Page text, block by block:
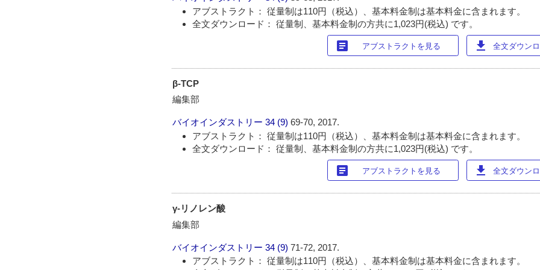
アブストラクト： 従量制は110円（税込）、基本料金制は基本料金に含まれます。
全文ダウンロード： 従量制、基本料金制の方共に1,023円(税込) です。
article アブストラクトを見る download 全文ダウン
β-TCP
編集部
バイオインダストリー 34 (9)69-70, 2017.
アブストラクト： 従量制は110円（税込）、基本料金制は基本料金に含まれます。
全文ダウンロード： 従量制、基本料金制の方共に1,023円(税込) です。
article アブストラクトを見る download 全文ダウン
γ-リノレン酸
編集部
バイオインダストリー 34 (9)71-72, 2017.
アブストラクト： 従量制は110円（税込）、基本料金制は基本料金に含まれます。